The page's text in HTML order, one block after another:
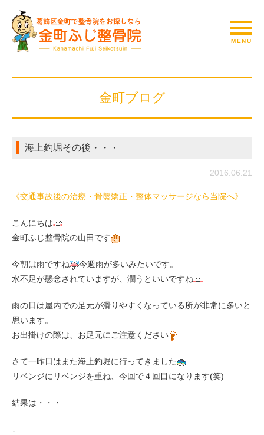
金町ブログ
海上釣堀その後・・・
2016.06.21
《交通事故後の治療・骨盤矯正・整体マッサージなら当院へ》
こんにちは
金町ふじ整骨院の山田です
今朝は雨ですね
今週雨が多いみたいです。
水不足が懸念されていますが、潤うといいですね
雨の日は屋内での足元が滑りやすくなっている所が非常に多いと
思います。
お出掛けの際は、お足元にご注意ください
さて一昨日はまた海上釣堀に行ってきました
リベンジにリベンジを重ね、今回で４回目になります(笑)
結果は・・・
↓